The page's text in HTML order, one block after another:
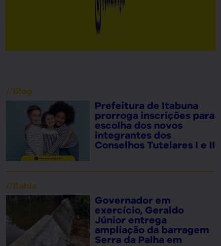
//Blog
Prefeitura de Itabuna
prorroga inscrições para
escolha dos novos
integrantes dos
Conselhos Tutelares I e II
//Bahia
Governador em
exercício, Geraldo
Júnior entrega
ampliação da barragem
Serra da Palha em